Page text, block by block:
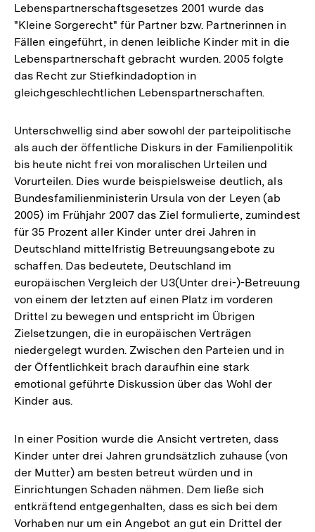
Lebenspartnerschaftsgesetzes 2001 wurde das
"Kleine Sorgerecht" für Partner bzw. Partnerinnen in
Fällen eingeführt, in denen leibliche Kinder mit in die
Lebenspartnerschaft gebracht wurden. 2005 folgte
das Recht zur Stiefkindadoption in
gleichgeschlechtlichen Lebenspartnerschaften.
Unterschwellig sind aber sowohl der parteipolitische
als auch der öffentliche Diskurs in der Familienpolitik
bis heute nicht frei von moralischen Urteilen und
Vorurteilen. Dies wurde beispielsweise deutlich, als
Bundesfamilienministerin Ursula von der Leyen (ab
2005) im Frühjahr 2007 das Ziel formulierte, zumindest
für 35 Prozent aller Kinder unter drei Jahren in
Deutschland mittelfristig Betreuungsangebote zu
schaffen. Das bedeutete, Deutschland im
europäischen Vergleich der U3(Unter drei-)-Betreuung
von einem der letzten auf einen Platz im vorderen
Drittel zu bewegen und entspricht im Übrigen
Zielsetzungen, die in europäischen Verträgen
niedergelegt wurden. Zwischen den Parteien und in
der Öffentlichkeit brach daraufhin eine stark
emotional geführte Diskussion über das Wohl der
Kinder aus.
In einer Position wurde die Ansicht vertreten, dass
Kinder unter drei Jahren grundsätzlich zuhause (von
der Mutter) am besten betreut würden und in
Einrichtungen Schaden nähmen. Dem ließe sich
entkräftend entgegenhalten, dass es sich bei dem
Vorhaben nur um ein Angebot an gut ein Drittel der